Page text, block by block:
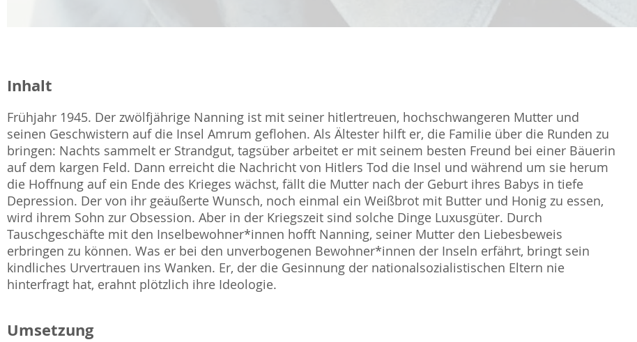
Inhalt
Frühjahr 1945. Der zwölfjährige Nanning ist mit seiner hitlertreuen, hochschwangeren Mutter und
seinen Geschwistern auf die Insel Amrum geflohen. Als Ältester hilft er, die Familie über die Runden zu
bringen: Nachts sammelt er Strandgut, tagsüber arbeitet er mit seinem besten Freund bei einer Bäuerin
auf dem kargen Feld. Dann erreicht die Nachricht von Hitlers Tod die Insel und während um sie herum
die Hoffnung auf ein Ende des Krieges wächst, fällt die Mutter nach der Geburt ihres Babys in tiefe
Depression. Der von ihr geäußerte Wunsch, noch einmal ein Weißbrot mit Butter und Honig zu essen,
wird ihrem Sohn zur Obsession. Aber in der Kriegszeit sind solche Dinge Luxusgüter. Durch
Tauschgeschäfte mit den Inselbewohner*innen hofft Nanning, seiner Mutter den Liebesbeweis
erbringen zu können. Was er bei den unverbogenen Bewohner*innen der Inseln erfährt, bringt sein
kindliches Urvertrauen ins Wanken. Er, der die Gesinnung der nationalsozialistischen Eltern nie
hinterfragt hat, erahnt plötzlich ihre Ideologie.
Umsetzung